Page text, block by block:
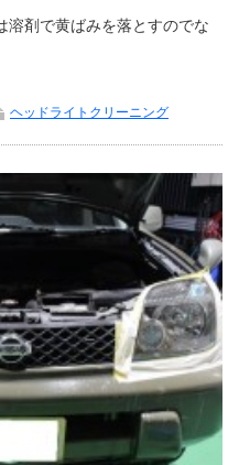
溶剤で黄ばみを落とすのでな
ヘッドライトクリーニング